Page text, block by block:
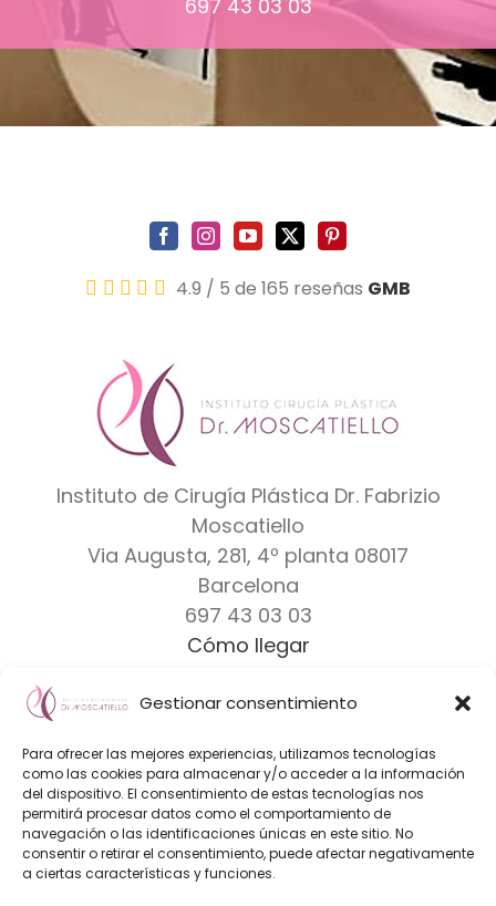
Gestionar consentimiento
Para ofrecer las mejores experiencias, utilizamos tecnologías
como las cookies para almacenar y/o acceder a la información
del dispositivo. El consentimiento de estas tecnologías nos
permitirá procesar datos como el comportamiento de
navegación o las identificaciones únicas en este sitio. No
consentir o retirar el consentimiento, puede afectar negativamente
a ciertas características y funciones.
697 43 03 03
4.9 / 5 de 165 reseñas GMB
Instituto de Cirugía Plástica Dr. Fabrizio
Moscatiello
Via Augusta, 281, 4º planta 08017
Barcelona
697 43 03 03
Cómo llegar
Dr. Moscatiello
Diseño Web & Marketing Online
Innoverweb